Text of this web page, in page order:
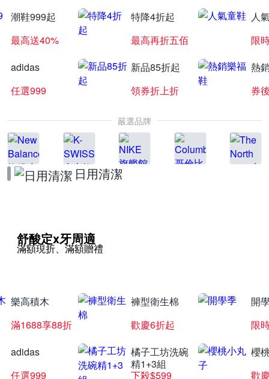
潮鞋999起
最高送40%
特降4折起
最高再折五佰
人
限
adidas
任選999
新品85折起
領券折上折
熱
券
嚴選品牌
日用清潔
舒酸定x牙周適
滿額現折、滿額贈禮
樂高積木
滿1688享88折
褲型衛生棉
歡慶6折起
開
限
adidas
任選999
橘子工坊洗碗
精1+3組
下殺$599
櫻
歡